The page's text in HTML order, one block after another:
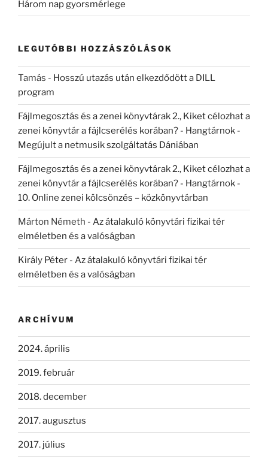
Három nap gyorsmérlege
LEGUTÓBBI HOZZÁSZÓLÁSOK
Tamás - Hosszú utazás után elkezdődött a DILL
program
Fájlmegosztás és a zenei könyvtárak 2., Kiket célozhat a
zenei könyvtár a fájlcserélés korában? - Hangtárnok -
Megújult a netmusik szolgáltatás Dániában
Fájlmegosztás és a zenei könyvtárak 2., Kiket célozhat a
zenei könyvtár a fájlcserélés korában? - Hangtárnok -
10. Online zenei kölcsönzés – közkönyvtárban
Márton Németh - Az átalakuló könyvtári fizikai tér
elméletben és a valóságban
Király Péter - Az átalakuló könyvtári fizikai tér
elméletben és a valóságban
ARCHÍVUM
2024. április
2019. február
2018. december
2017. augusztus
2017. július